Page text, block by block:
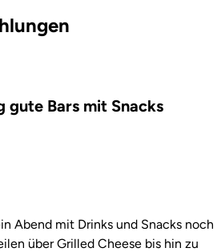
gute Bars mit Snacks
Abend mit Drinks und Snacks noch
über Grilled Cheese bis hin zu